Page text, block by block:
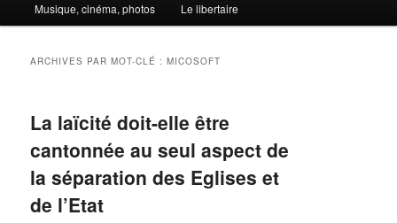
Musique, cinéma, photos Le libertaire
ARCHIVES PAR MOT-CLÉ :MICOSOFT
La laïcité doit-elle être
cantonnée au seul aspect de
la séparation des Eglises et
de l’Etat